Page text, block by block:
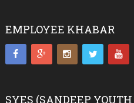
EMPLOYEE KHABAR
SYES (SANDEEP